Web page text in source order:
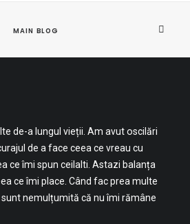
MAIN BLOG
de-a lungul vieții. Am avut oscilări
de a face ceea ce vreau cu
ce îmi spun ceilalti. Astazi balanța
ce îmi place. Când fac prea multe
nemulțumită că nu îmi rămâne